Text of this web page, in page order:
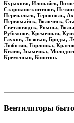
Курахово, Иловайск,
Староконстантинов,
Перевальск, Тернополь,
Первомайск, Волочиск,
Светловодск, Ромны,
Рубежное, Кременная,
Глухов, Лозовая, Броды,
Люботин, Горловка,
Килия, Знаменка,
Кременная, Конотоп.
Вентиляторы